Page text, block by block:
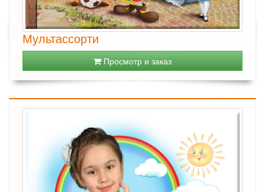
Мультассорти
Просмотр и заказ